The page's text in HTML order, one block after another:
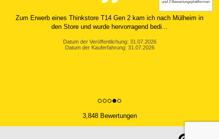
Zum Erwerb eines Thinkstore T14 Gen 2 kam ich nach Mülheim in
den Store und wurde hervorragend bedi...
Datum der Veröffentlichung: 31.07.2026
Datum der Kauferfahrung: 31.07.2026
3,848 Bewertungen